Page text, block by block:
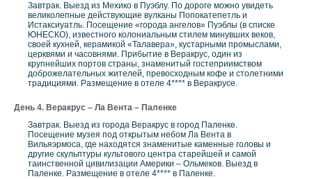
Завтрак. Выезд из Мехико в Пуэблу. По дороге можно увидеть
великолепные действующие вулканы Попокатепетль и
Истаксиуатль. Посещение «города ангелов» Пуэблы (в списке
ЮНЕСКО), известного колониальным стилем минувших веков,
своей кухней, керамикой «Талавера», кустарными промыслами,
церквями и часовнями. Прибытие в Веракрус, один из
крупнейших портов страны, знаменитый гостеприимством
доброжелательных жителей, превосходным кофе и столетними
традициями. Размещение в отеле 4**** в Веракрусе.
День 4. Веракрус – Ла Вента – Паленке
Завтрак. Выезд из города Веракрус в город Паленке.
Посещение музея под открытым небом Ла Вента в
Вильяэрмоса, где находятся знаменитые каменные головы и
другие скульптуры культового центра старейшей и самой
таинственной цивилизации Америки – Ольмеков. Выезд в
Паленке. Размещение в отеле 4**** в Паленке.